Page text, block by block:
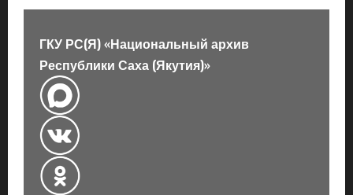
и
с
и
ГКУ РС(Я) «Национальный архив
Республики Саха (Якутия)»